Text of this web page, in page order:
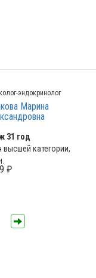
эндокринолог
Марина
31 год
высшей категории,
₽